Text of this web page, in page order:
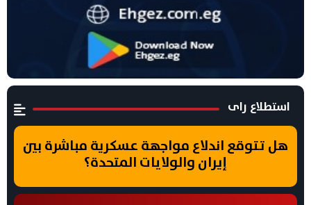
استطلاع راى
هل تتوقع اندلاع مواجهة عسكرية مباشرة بين
إيران والولايات المتحدة؟